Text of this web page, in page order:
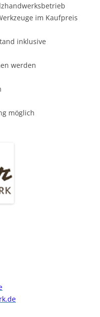
im Kaufpreis
inklusive
werden
möglich